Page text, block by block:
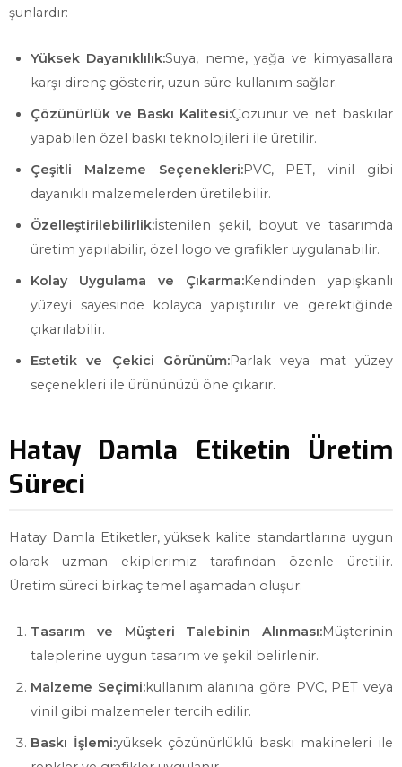
şunlardır:
Yüksek Dayanıklılık:Suya, neme, yağa ve kimyasallara
karşı direnç gösterir, uzun süre kullanım sağlar.
Çözünürlük ve Baskı Kalitesi:Çözünür ve net baskılar
yapabilen özel baskı teknolojileri ile üretilir.
Çeşitli Malzeme Seçenekleri:PVC, PET, vinil gibi
dayanıklı malzemelerden üretilebilir.
Özelleştirilebilirlik:İstenilen şekil, boyut ve tasarımda
üretim yapılabilir, özel logo ve grafikler uygulanabilir.
Kolay Uygulama ve Çıkarma:Kendinden yapışkanlı
yüzeyi sayesinde kolayca yapıştırılır ve gerektiğinde
çıkarılabilir.
Estetik ve Çekici Görünüm:Parlak veya mat yüzey
seçenekleri ile ürününüzü öne çıkarır.
Hatay Damla Etiketin Üretim
Süreci
Hatay Damla Etiketler, yüksek kalite standartlarına uygun
olarak uzman ekiplerimiz tarafından özenle üretilir.
Üretim süreci birkaç temel aşamadan oluşur:
Tasarım ve Müşteri Talebinin Alınması:Müşterinin
taleplerine uygun tasarım ve şekil belirlenir.
Malzeme Seçimi:kullanım alanına göre PVC, PET veya
vinil gibi malzemeler tercih edilir.
Baskı İşlemi:yüksek çözünürlüklü baskı makineleri ile